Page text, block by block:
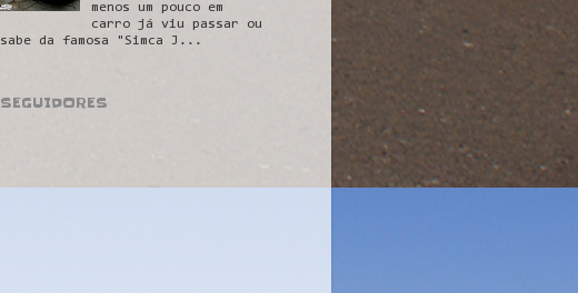
menos um pouco em
carro já viu passar ou
sabe da famosa "Simca J...
SEGUIDORES